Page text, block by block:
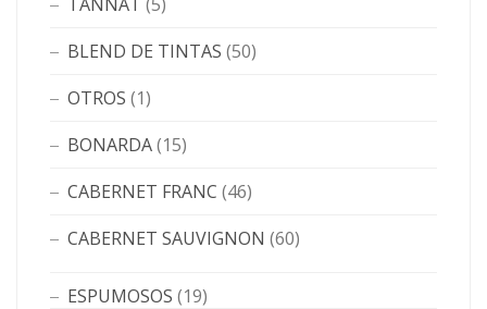
BLEND DE TINTAS (50)
OTROS (1)
BONARDA(15)
CABERNET FRANC (46)
CABERNET SAUVIGNON (60)
ESPUMOSOS (19)